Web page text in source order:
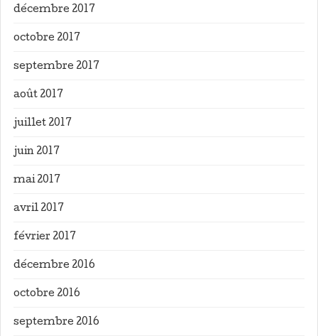
décembre 2017
octobre 2017
septembre 2017
août 2017
juillet 2017
juin 2017
mai 2017
avril 2017
février 2017
décembre 2016
octobre 2016
septembre 2016